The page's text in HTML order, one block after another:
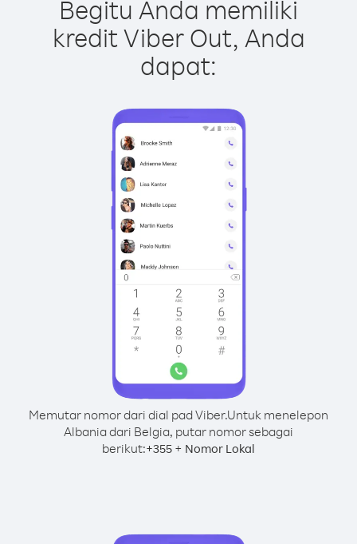
Begitu Anda memiliki
kredit Viber Out, Anda
dapat:
Memutar nomor dari dial pad Viber.Untuk menelepon
Albania dari Belgia, putar nomor sebagai
berikut:+355 + Nomor Lokal